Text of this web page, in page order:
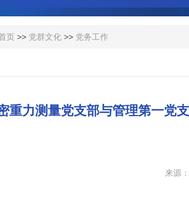
页 >> 党群文化 >> 党务工作
重力测量党支部与管理第一党
来源